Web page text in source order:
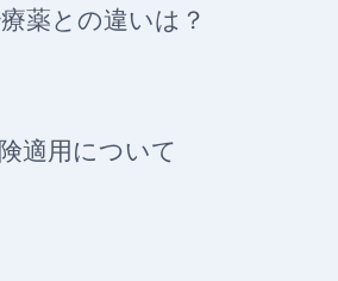
薬との違いは？
適用について